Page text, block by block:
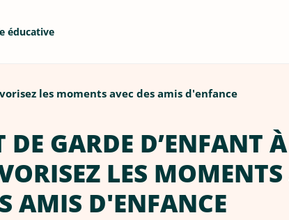
éducative
les moments avec des amis d'enfance
DE GARDE D’ENFANT
LES MOMENTS
AMIS D'ENFANCE